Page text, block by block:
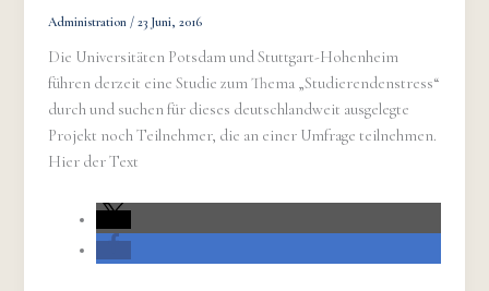
Administration /23 Juni, 2016
Die Universitäten Potsdam und Stuttgart-Hohenheim
führen derzeit eine Studie zum Thema „Studierendenstress“
durch und suchen für dieses deutschlandweit ausgelegte
Projekt noch Teilnehmer, die an einer Umfrage teilnehmen.
Hier der Text